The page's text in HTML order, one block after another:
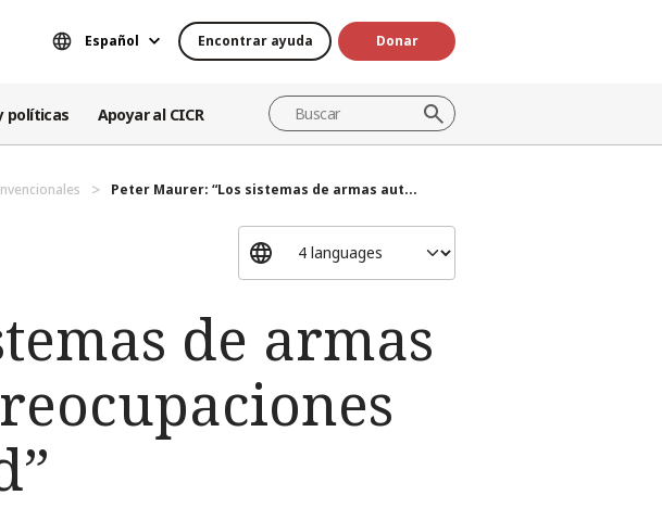
Español Encontrar ayuda Donar
políticas Apoyar al CICR
Peter Maurer: “Los sistemas de armas aut...
de armas